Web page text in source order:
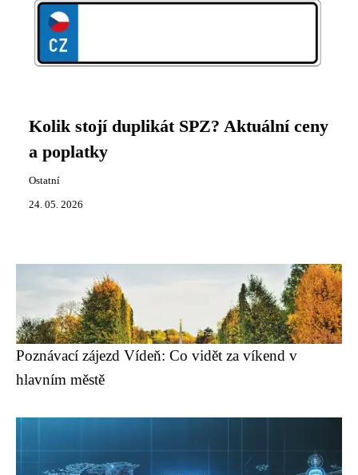
Kolik stojí duplikát SPZ? Aktuální ceny
a poplatky
Ostatní
24. 05. 2026
Poznávací zájezd Vídeň: Co vidět za víkend v
hlavním městě